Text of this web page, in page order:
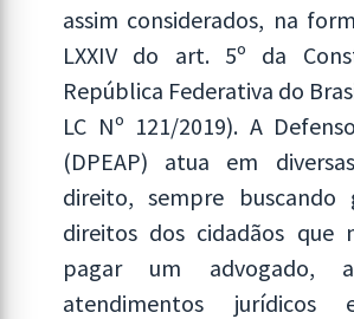
assim considerados, na
LXXIV do art. 5º da
República Federativa do
LC Nº 121/2019). A
(DPEAP) atua em
direito, sempre buscando
direitos dos cidadãos que
pagar um advogado,
atendimentos jurídicos